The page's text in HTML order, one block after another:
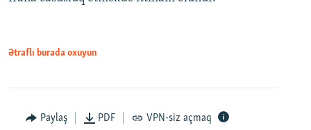
Ətraflı burada oxuyun
Paylaş PDF VPN-siz açmaq